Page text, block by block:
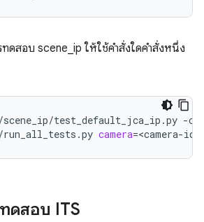
ทดสอบ scene_ip ให้ใช้คำสั่งใดคำสั่งหนึ่ง
test_default_jca_ip.py -c
camera=<camera-id>
ทดสอบ ITS